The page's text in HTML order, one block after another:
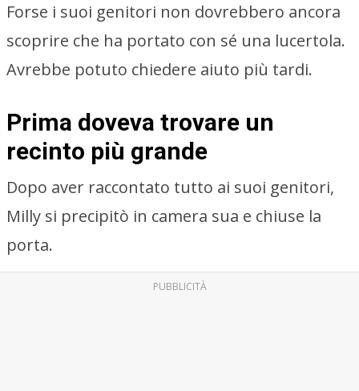
Forse i suoi genitori non dovrebbero ancora
scoprire che ha portato con sé una lucertola.
Avrebbe potuto chiedere aiuto più tardi.
Prima doveva trovare un
recinto più grande
Dopo aver raccontato tutto ai suoi genitori,
Milly si precipitò in camera sua e chiuse la
porta.
PUBBLICITÀ